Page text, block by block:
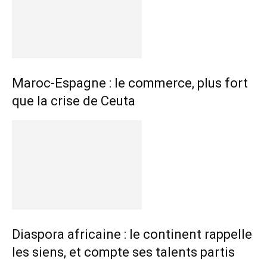
Maroc-Espagne : le commerce, plus fort
que la crise de Ceuta
Diaspora africaine : le continent rappelle
les siens, et compte ses talents partis